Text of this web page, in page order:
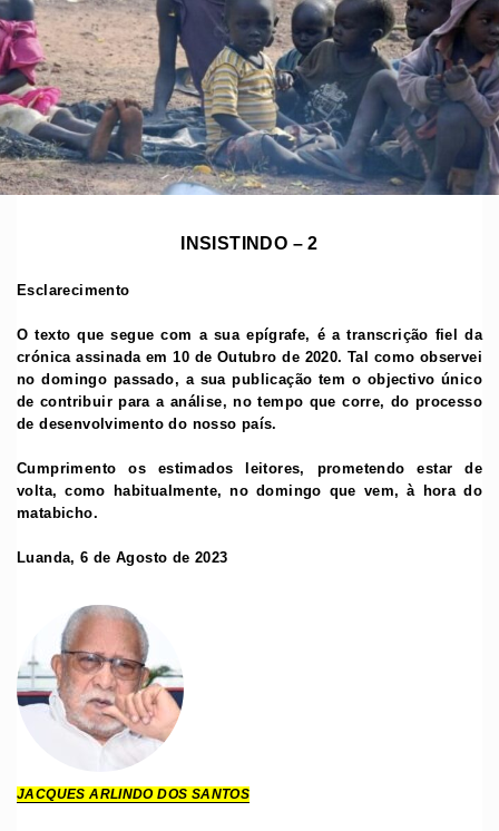
INSISTINDO – 2
Esclarecimento
O texto que segue com a sua epígrafe, é a transcrição fiel da
crónica assinada em 10 de Outubro de 2020. Tal como observei
no domingo passado, a sua publicação tem o objectivo único
de contribuir para a análise, no tempo que corre, do processo
de desenvolvimento do nosso país.
Cumprimento os estimados leitores, prometendo estar de
volta, como habitualmente, no domingo que vem, à hora do
matabicho.
Luanda, 6 de Agosto de 2023
JACQUES ARLINDO DOS SANTOS